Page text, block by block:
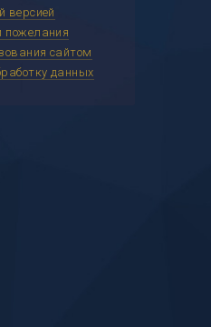
версией
пожелания
сайтом
данных